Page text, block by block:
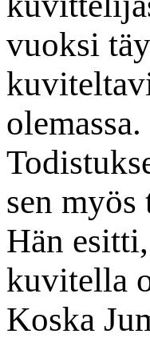
vuoksi
olemassa.
sen myös
Hän
kuvitella
Koska